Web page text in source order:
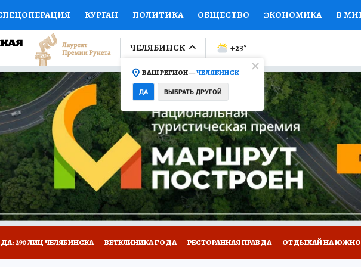
КУРГАН ПОЛИТИКА ОБЩЕСТВО ЭКОНОМИКА В
НАУКА СПОРТ КОЛУМНИСТЫ ПРОИСШЕСТВИЯ НАЦИОНАЛЬНЫЕ
ДОКТОР ФИНАНСЫ ОТКРЫВАЕМ МИР Я ЗНАЮ СЕМЬЯ ЖЕНСКИЕ
ПРОГНОЗЫ НА СПОРТ ПРОМОКОДЫ СЕРИАЛЫ СПЕЦПРОЕКТЫ
ТЕЛЕВИЗОР КОЛЛЕКЦИИ КОНКУРСЫ РАБОТА У НАС
НОВОЕ НА САЙТЕ
ЧЕЛЯБИНСК
ВАШ РЕГИОН —ЧЕЛЯБИНСК
ДА ВЫБРАТЬ ДРУГОЙ
+23°
290 ЛИЦ ЧЕЛЯБИНСКА ВЕТКЛИНИКА ГОДА РЕСТОРАННАЯ ПРАВДА ОТДЫХАЙ НА